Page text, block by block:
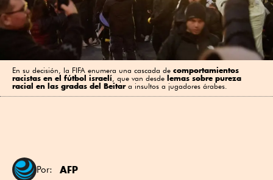
En su decisión, la FIFA enumera una cascada de comportamientos
racistas en el fútbol israelí , que van desde lemas sobre pureza
racial en las gradas del Beitara insultos a jugadores árabes.
Por: AFP